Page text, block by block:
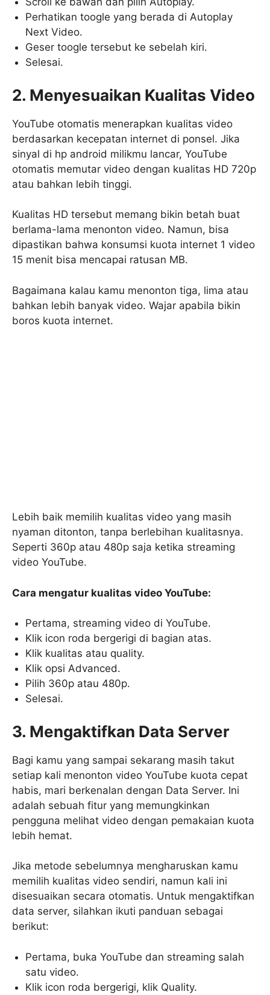
Perhatikan toogle yang berada di Autoplay
Next Video.
Geser toogle tersebut ke sebelah kiri.
Selesai.
2. Menyesuaikan Kualitas Video
YouTube otomatis menerapkan kualitas video
berdasarkan kecepatan internet di ponsel. Jika
sinyal di hp android milikmu lancar, YouTube
otomatis memutar video dengan kualitas HD 720p
atau bahkan lebih tinggi.
Kualitas HD tersebut memang bikin betah buat
berlama-lama menonton video. Namun, bisa
dipastikan bahwa konsumsi kuota internet 1 video
15 menit bisa mencapai ratusan MB.
Bagaimana kalau kamu menonton tiga, lima atau
bahkan lebih banyak video. Wajar apabila bikin
boros kuota internet.
Lebih baik memilih kualitas video yang masih
nyaman ditonton, tanpa berlebihan kualitasnya.
Seperti 360p atau 480p saja ketika streaming
video YouTube.
Cara mengatur kualitas video YouTube:
Pertama, streaming video di YouTube.
Klik icon roda bergerigi di bagian atas.
Klik kualitas atau quality.
Klik opsi Advanced.
Pilih 360p atau 480p.
Selesai.
3. Mengaktifkan Data Server
Bagi kamu yang sampai sekarang masih takut
setiap kali menonton video YouTube kuota cepat
habis, mari berkenalan dengan Data Server. Ini
adalah sebuah fitur yang memungkinkan
pengguna melihat video dengan pemakaian kuota
lebih hemat.
Jika metode sebelumnya mengharuskan kamu
memilih kualitas video sendiri, namun kali ini
disesuaikan secara otomatis. Untuk mengaktifkan
data server, silahkan ikuti panduan sebagai
berikut:
Pertama, buka YouTube dan streaming salah
satu video.
Klik icon roda bergerigi, klik Quality.